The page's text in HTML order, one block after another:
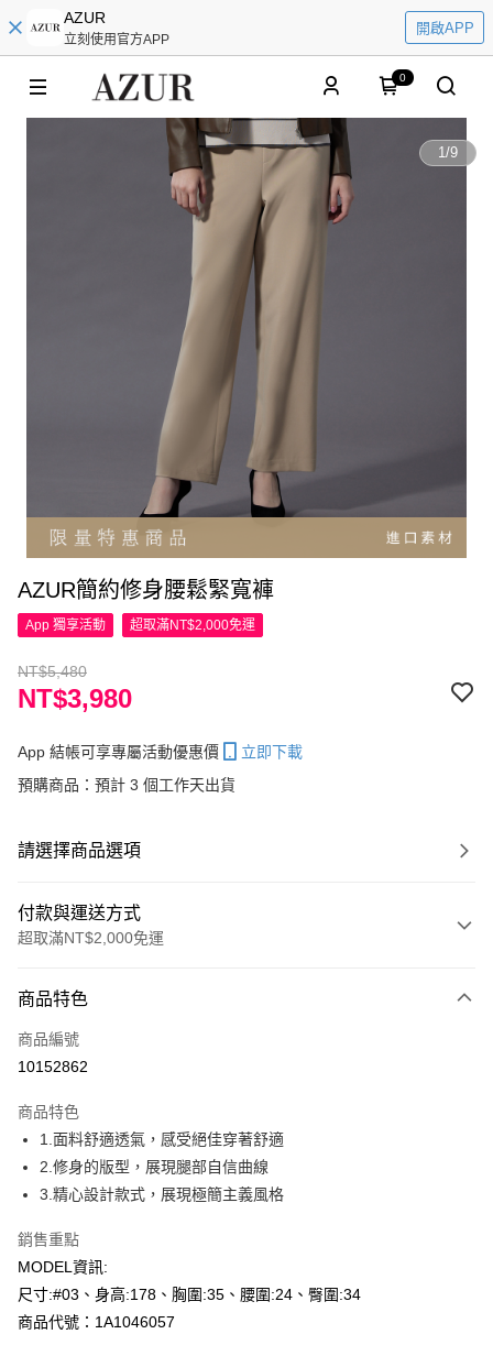
AZUR
立刻使用官方APP
開啟APP
0
1/9
AZUR簡約修身腰鬆緊寬褲
App 獨享活動 超取滿NT$2,000免運
NT$5,480
NT$3,980
App 結帳可享專屬活動優惠價
立即下載
預購商品：預計 3 個工作天出貨
請選擇商品選項
付款與運送方式
超取滿NT$2,000免運
信用卡一次付款
超商取貨付款
Apple Pay
悠遊付
全盈+PAY
AFTEE先享後付
相關說明
商品特色
商品編號
10152862
商品特色
1.面料舒適透氣，感受絕佳穿著舒適
2.修身的版型，展現腿部自信曲線
3.精心設計款式，展現極簡主義風格
銷售重點
MODEL資訊:
尺寸:#03、身高:178、胸圍:35、腰圍:24、臀圍:34
商品代號：1A1046057